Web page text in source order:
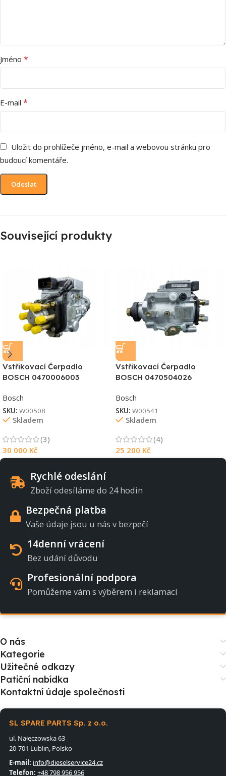
Jméno *
E-mail *
Uložit do prohlížeče jméno, e-mail a webovou stránku pro
budoucí komentáře.
Související produkty
Vstřikovací Čerpadlo
BOSCH 0470006003
Bosch
SKU: W00508
Skladem
(3)
30 000 Kč
Vstřikovací Čerpadlo
BOSCH 0470504026
Bosch
SKU: W00541
Skladem
(4)
25 200 Kč
Rychlé odeslání
Zboží odesíláme do 24 hodin
Bezpečná platba
Vaše údaje jsou u nás v bezpečí
14denní vrácení
Bez udání důvodu
Profesionální podpora
Pomůžeme vám s výběrem i reklamací
O nás
Kategorie
Užitečné odkazy
Patiční nabídka
Kontaktní údaje společnosti
SL SPARE PARTS Sp. z o.o.
ul. Nałęczowska 63
20-701 Lublin, Polsko
E-mail: info@dieselservice24.cz
Telefon: +48 798 956 956